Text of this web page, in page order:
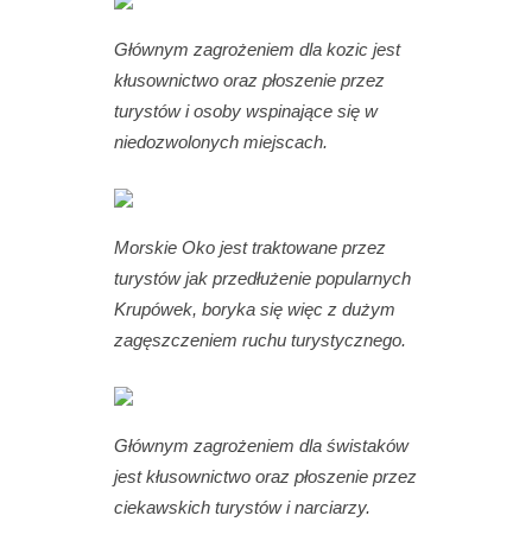
Głównym zagrożeniem dla kozic jest
kłusownictwo oraz płoszenie przez
turystów i osoby wspinające się w
niedozwolonych miejscach.
Morskie Oko jest traktowane przez
turystów jak przedłużenie popularnych
Krupówek, boryka się więc z dużym
zagęszczeniem ruchu turystycznego.
Głównym zagrożeniem dla świstaków
jest kłusownictwo oraz płoszenie przez
ciekawskich turystów i narciarzy.